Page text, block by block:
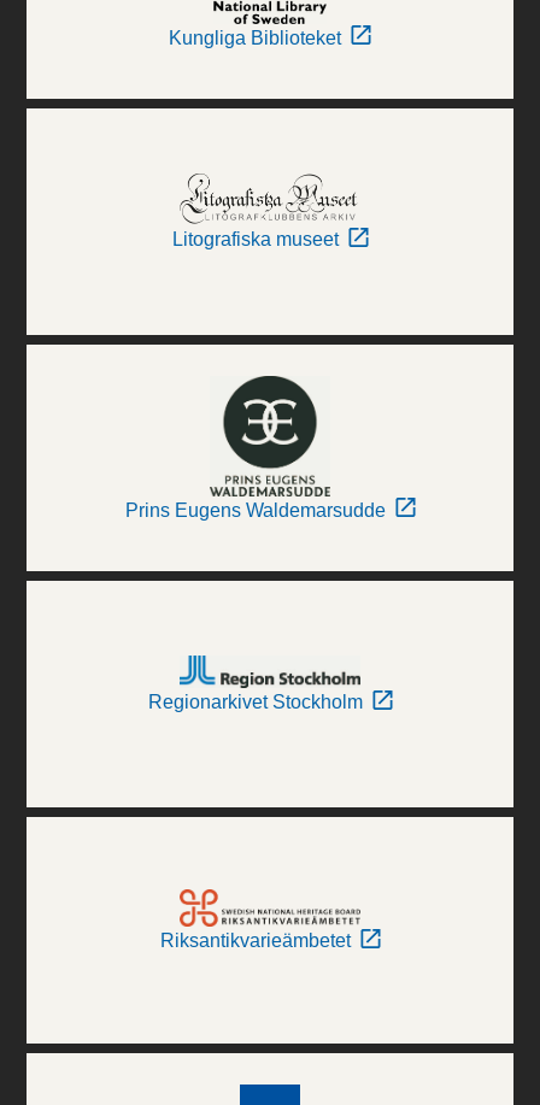
Kungliga Biblioteket
Litografiska museet
Prins Eugens Waldemarsudde
Regionarkivet Stockholm
Riksantikvarieämbetet